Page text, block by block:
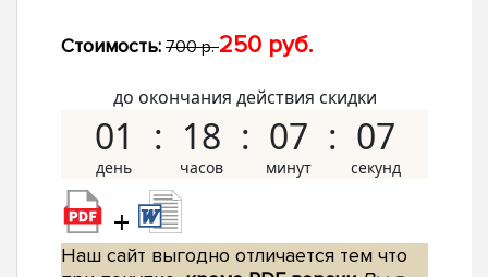
Стоимость: 700 р.250 руб.
до окончания действия скидки
01 18 07 06
+
Наш сайт выгодно отличается тем что